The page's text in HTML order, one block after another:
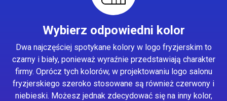
Wybierz odpowiedni kolor
Dwa najczęściej spotykane kolory w logo fryzjerskim to
czarny i biały, ponieważ wyraźnie przedstawiają charakter
firmy. Oprócz tych kolorów, w projektowaniu logo salonu
fryzjerskiego szeroko stosowane są również czerwony i
niebieski. Możesz jednak zdecydować się na inny kolor,